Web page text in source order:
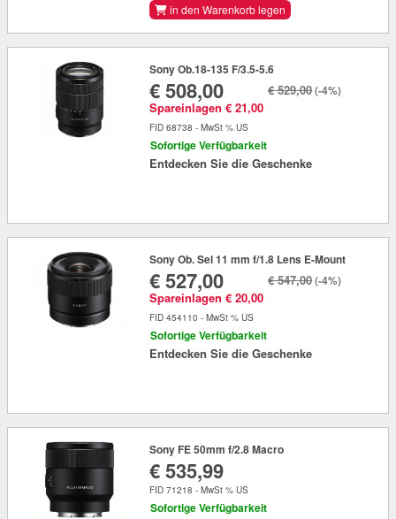
in den Warenkorb legen
Sony Ob.18-135 F/3.5-5.6
€ 508,00
Spareinlagen € 21,00
€ 529,00(-4%)
FID 68738 - MwSt % US
Sofortige Verfügbarkeit
Entdecken Sie die Geschenke
Sony Ob. Sel 11 mm f/1.8 Lens E-Mount
€ 527,00
Spareinlagen € 20,00
€ 547,00(-4%)
FID 454110 - MwSt % US
Sofortige Verfügbarkeit
Entdecken Sie die Geschenke
Sony FE 50mm f/2.8 Macro
€ 535,99
FID 71218 - MwSt % US
Sofortige Verfügbarkeit